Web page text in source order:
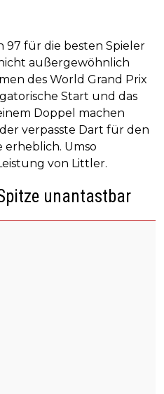
97 für die besten Spieler
außergewöhnlich
des World Grand Prix
Start und das
Doppel machen
verpasste Dart für den
Umso
von Littler.
unantastbar